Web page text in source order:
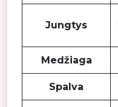
Jungtys
Medžiaga
Spalva